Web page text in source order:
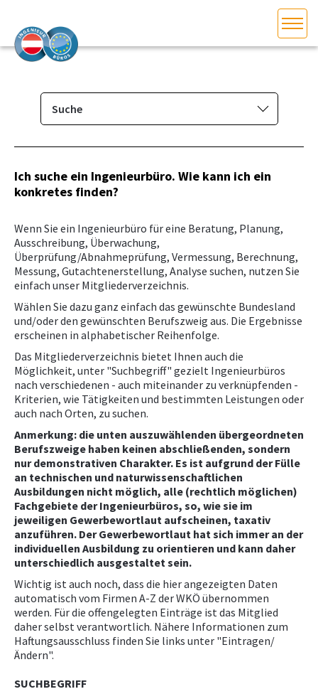
DAS INGENIEURBÜRO
INTERESSEN­VERTRETUNG
MITGLIEDER­VERZEICHNIS
SERVICE
KONTAKT
PRÜFING
KAMPAGNE
Suche
Mitglieder­verzeichnis
Suche
Eintragen/Ändern
Ich suche ein Ingenieurbüro. Wie kann ich ein
konkretes finden?
Wenn Sie ein Ingenieurbüro für eine Beratung, Planung,
Ausschreibung, Überwachung,
Überprüfung/Abnahmeprüfung, Vermessung, Berechnung,
Messung, Gutachtenerstellung, Analyse suchen, nutzen Sie
einfach unser Mitgliederverzeichnis.
Wählen Sie dazu ganz einfach das gewünschte Bundesland
und/oder den gewünschten Berufszweig aus. Die Ergebnisse
erscheinen in alphabetischer Reihenfolge.
Das Mitgliederverzeichnis bietet Ihnen auch die
Möglichkeit, unter "Suchbegriff" gezielt Ingenieurbüros
nach verschiedenen - auch miteinander zu verknüpfenden -
Kriterien, wie Tätigkeiten und bestimmten Leistungen oder
auch nach Orten, zu suchen.
Anmerkung: die unten auszuwählenden übergeordneten
Berufszweige haben keinen abschließenden, sondern
nur demonstrativen Charakter. Es ist aufgrund der Fülle
an technischen und naturwissenschaftlichen
Ausbildungen nicht möglich, alle (rechtlich möglichen)
Fachgebiete der Ingenieurbüros, so, wie sie im
jeweiligen Gewerbewortlaut aufscheinen, taxativ
anzuführen. Der Gewerbewortlaut hat sich immer an der
individuellen Ausbildung zu orientieren und kann daher
unterschiedlich ausgestaltet sein.
Wichtig ist auch noch, dass die hier angezeigten Daten
automatisch vom Firmen A-Z der WKÖ übernommen
werden. Für die offengelegten Einträge ist das Mitglied
daher selbst verantwortlich. Nähere Informationen zum
Haftungsausschluss finden Sie links unter "Eintragen/
Ändern".
SUCHBEGRIFF